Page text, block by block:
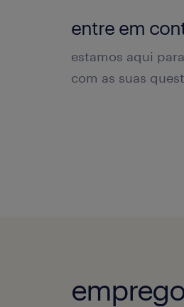
entre em
estamos aqui
com as suas